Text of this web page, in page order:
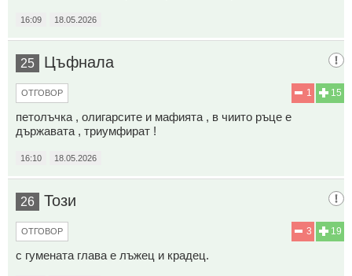
16:09 18.05.2026
25 Цъфнала
15
1
ОТГОВОР
петолъчка , олигарсите и мафията , в чиито ръце е
държавата , триумфират !
16:10 18.05.2026
26 Този
19
3
ОТГОВОР
с гумената глава е лъжец и крадец.